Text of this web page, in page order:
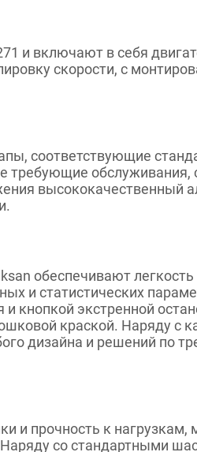
и включают в себя
скорости, с
соответствующие
требующие обслуживания,
высококачественный
обеспечивают легкость
и статистических
кнопкой экстренной
краской. Наряду с
дизайна и решений по
и прочность к нагрузкам,
со стандартными